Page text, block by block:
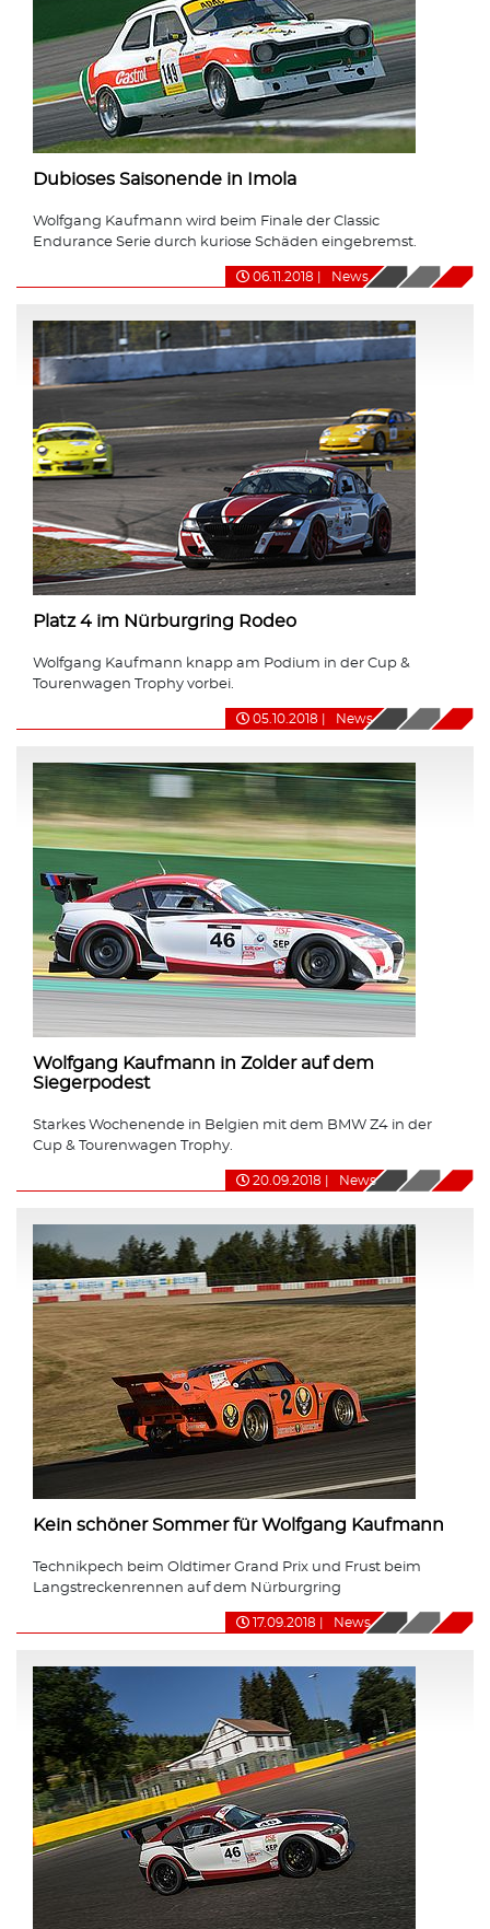
Dubioses Saisonende in Imola
Wolfgang Kaufmann wird beim Finale der Classic
Endurance Serie durch kuriose Schäden eingebremst.
06.11.2018 News
Platz 4 im Nürburgring Rodeo
Wolfgang Kaufmann knapp am Podium in der Cup &
Tourenwagen Trophy vorbei.
05.10.2018 News
Wolfgang Kaufmann in Zolder auf dem
Siegerpodest
Starkes Wochenende in Belgien mit dem BMW Z4 in der
Cup & Tourenwagen Trophy.
20.09.2018 News
Kein schöner Sommer für Wolfgang Kaufmann
Technikpech beim Oldtimer Grand Prix und Frust beim
Langstreckenrennen auf dem Nürburgring
17.09.2018 News